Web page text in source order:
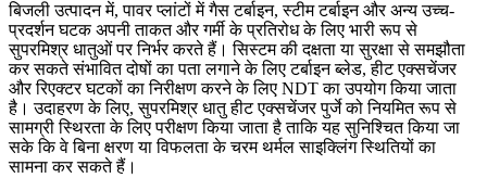
बिजली उत्पादनमें, पावर प्लांटों में गैस टर्बाइन, स्टीम टर्बाइन और अन्य उच्च-
प्रदर्शन घटक अपनी ताकत और गर्मी के प्रतिरोध के लिए भारी रूप से
सुपरमिश्र धातुओं पर निर्भर करते हैं। सिस्टम की दक्षता या सुरक्षा से समझौता
कर सकते संभावित दोषों का पता लगाने के लिए टर्बाइन ब्लेड, हीट एक्सचेंजर
और रिएक्टर घटकों का निरीक्षण करने के लिए NDT का उपयोग किया जाता
है। उदाहरण के लिए,सुपरमिश्र धातु हीट एक्सचेंजर पुर्जेको नियमित रूप से
सामग्री स्थिरता के लिए परीक्षण किया जाता है ताकि यह सुनिश्चित किया जा
सके कि वे बिना क्षरण या विफलता के चरम थर्मल साइक्लिंग स्थितियों का
सामना कर सकते हैं।